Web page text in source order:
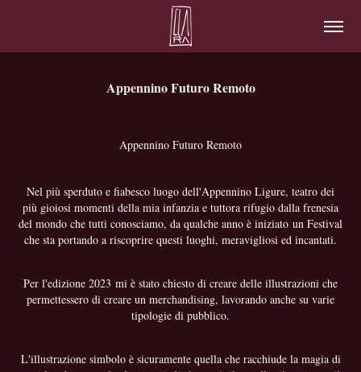
Appennino Futuro Remoto
Appennino Futuro Remoto
Nel più sperduto e fiabesco luogo dell'Appennino Ligure, teatro dei
più gioiosi momenti della mia infanzia e tuttora rifugio dalla frenesia
del mondo che tutti conosciamo, da qualche anno è iniziato un Festival
che sta portando a riscoprire questi luoghi, meravigliosi ed incantati.
Per l'edizione 2023 mi è stato chiesto di creare delle illustrazioni che
permettessero di creare un merchandising, lavorando anche su varie
tipologie di pubblico.
L'illustrazione simbolo è sicuramente quella che racchiude la magia di